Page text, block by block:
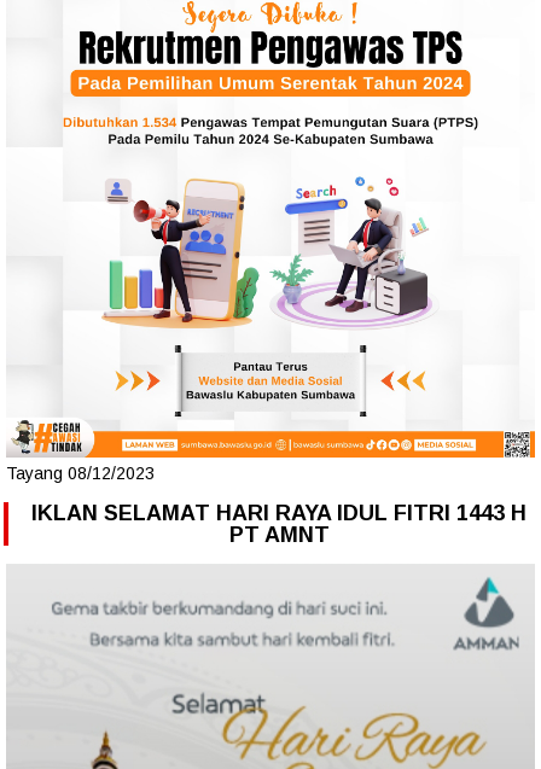
Tayang 08/12/2023
IKLAN SELAMAT HARI RAYA IDUL FITRI 1443 H
PT AMNT